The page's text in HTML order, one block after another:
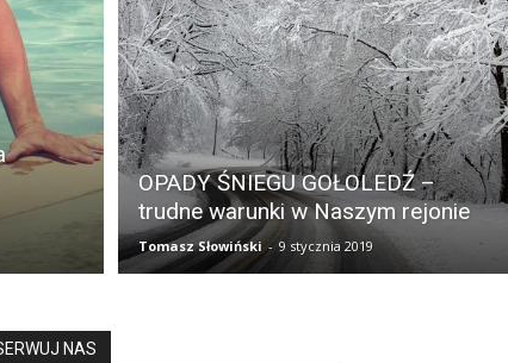
OPADY ŚNIEGU GOŁOLEDŹ –
trudne warunki w Naszym rejonie
Tomasz Słowiński - 9 stycznia 2019
NAS